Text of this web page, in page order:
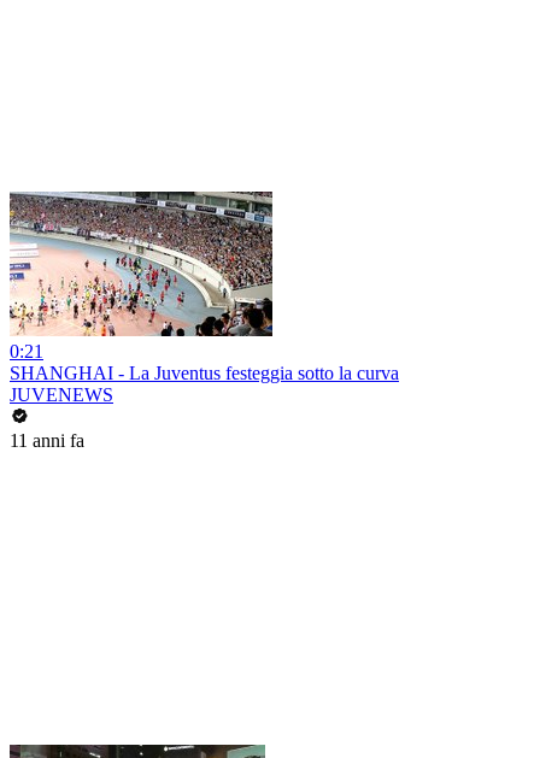
0:21
SHANGHAI - La Juventus festeggia sotto la curva
JUVENEWS
11 anni fa